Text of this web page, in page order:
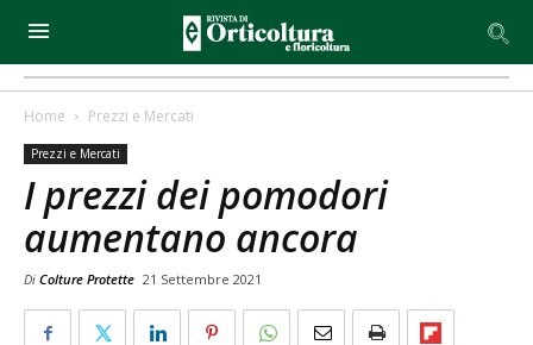
Home Prezzi e Mercati
Prezzi e Mercati
I prezzi dei pomodori
aumentano ancora
Di Colture Protette 21 Settembre 2021